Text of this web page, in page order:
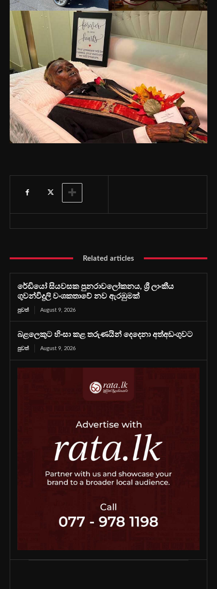
Related articles
රේඩියෝ සියවසක පුනරාවලෝකනය, ශ්‍රී ලාංකීය
ගුවන්විදුලි වංශකතාවේ නව ඇරඹුමක්
පුවත් August 9, 2026
බළලෙකුට හිංසා කළ තරුණයින් දෙදෙනා අත්අඩංගුවට
පුවත් August 9, 2026